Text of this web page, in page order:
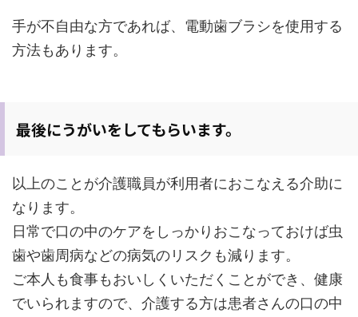
手が不自由な方であれば、電動歯ブラシを使用する
方法もあります。
最後にうがいをしてもらいます。
以上のことが介護職員が利用者におこなえる介助に
なります。
日常で口の中のケアをしっかりおこなっておけば虫
歯や歯周病などの病気のリスクも減ります。
ご本人も食事もおいしくいただくことができ、健康
でいられますので、介護する方は患者さんの口の中